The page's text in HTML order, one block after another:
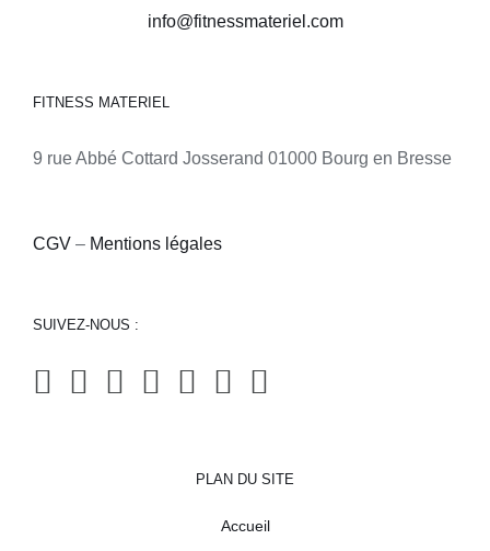
info@fitnessmateriel.com
FITNESS MATERIEL
9 rue Abbé Cottard Josserand 01000 Bourg en Bresse
CGV – Mentions légales
SUIVEZ-NOUS :
PLAN DU SITE
Accueil